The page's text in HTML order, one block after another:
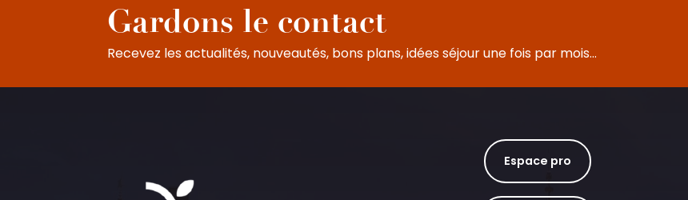
Gardons le contact
Recevez les actualités, nouveautés, bons plans, idées séjour une fois par mois...
Espace pro